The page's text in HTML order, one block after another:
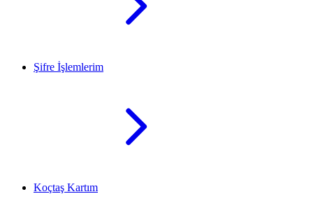
Şifre İşlemlerim
Koçtaş Kartım